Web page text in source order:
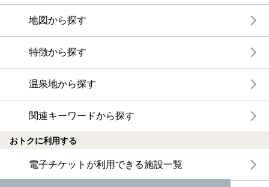
地図から探す
特徴から探す
温泉地から探す
関連キーワードから探す
おトクに利用する
電子チケットが利用できる施設一覧